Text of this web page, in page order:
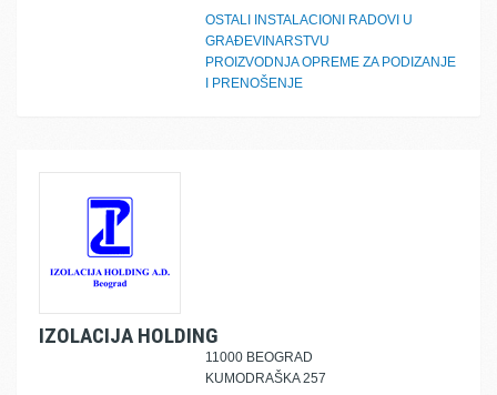
OSTALI INSTALACIONI RADOVI U
GRAĐEVINARSTVU
PROIZVODNJA OPREME ZA PODIZANJE
I PRENOŠENJE
IZOLACIJA HOLDING
11000 BEOGRAD
KUMODRAŠKA 257